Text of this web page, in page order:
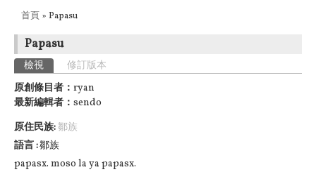
您在這裡
首頁 » Papasu
Papasu
主要索引標籤
檢視 (作用中頁籤)
修訂版本
原創條目者： ryan
最新編輯者： sendo
原住民族:鄒族
語言 鄒族
papasx. moso la ya papasx.